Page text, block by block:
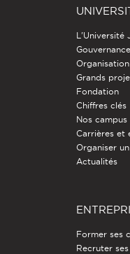
L'Université
Gouvernance
Organisation
Grands
Fondation
Chiffres clés
Nos campus
Carrières et
Organiser
Actualités
Former ses
Recruter